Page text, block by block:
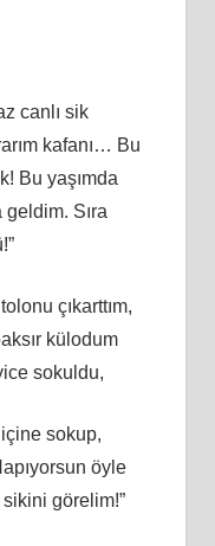
canlı sik
kafanı… Bu
Bu yaşımda
Sıra
çıkarttım,
külodum
sokuldu,
içine sokup,
öyle
görelim!”